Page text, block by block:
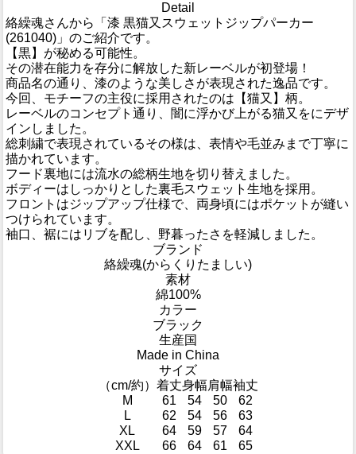
Detail
絡繰魂さんから「漆 黒猫又スウェットジップパーカー
(261040)」のご紹介です。
【黒】が秘める可能性。
その潜在能力を存分に解放した新レーベルが初登場！
商品名の通り、漆のような美しさが表現された逸品です。
今回、モチーフの主役に採用されたのは【猫又】柄。
レーベルのコンセプト通り、闇に浮かび上がる猫又をにデザ
インしました。
総刺繍で表現されているその様は、表情や毛並みまで丁寧に
描かれています。
フード裏地には流水の総柄生地を切り替えました。
ボディーはしっかりとした裏毛スウェット生地を採用。
フロントはジップアップ仕様で、両身頃にはポケットが縫い
つけられています。
袖口、裾にはリブを配し、野暮ったさを軽減しました。
ブランド
絡繰魂(からくりたましい)
素材
綿100%
カラー
ブラック
生産国
Made in China
サイズ
（cm/約） 着丈身幅肩幅袖丈
M
61 54 50
62
L
62 54 56
63
XL
64 59 57
64
XXL
66 64 61 65